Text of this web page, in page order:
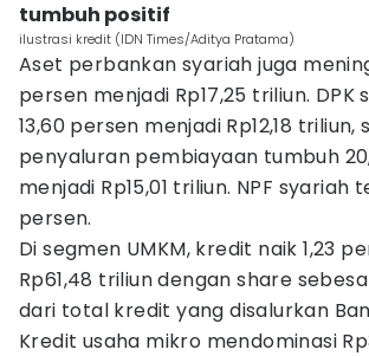
tumbuh positif
ilustrasi kredit (IDN Times/Aditya Pratama)
Aset perbankan syariah juga
persen menjadi Rp17,25 triliun. DPK
13,60 persen menjadi Rp12,18 triliun,
penyaluran pembiayaan tumbuh
menjadi Rp15,01 triliun. NPF syariah
persen.
Di segmen UMKM, kredit naik 1,23
Rp61,48 triliun dengan share
dari total kredit yang disalurkan
Kredit usaha mikro mendominasi